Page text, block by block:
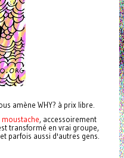
amène WHY? à prix libre.
, accessoirement
transformé en vrai groupe,
parfois aussi d'autres gens.